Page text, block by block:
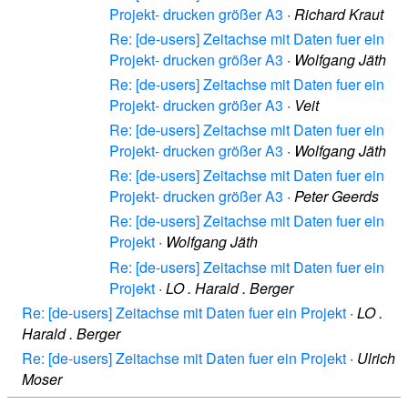
Projekt- drucken größer A3 · Richard Kraut
Re: [de-users] Zeitachse mit Daten fuer ein
Projekt- drucken größer A3 · Wolfgang Jäth
Re: [de-users] Zeitachse mit Daten fuer ein
Projekt- drucken größer A3 · Veit
Re: [de-users] Zeitachse mit Daten fuer ein
Projekt- drucken größer A3 · Wolfgang Jäth
Re: [de-users] Zeitachse mit Daten fuer ein
Projekt- drucken größer A3 · Peter Geerds
Re: [de-users] Zeitachse mit Daten fuer ein
Projekt · Wolfgang Jäth
Re: [de-users] Zeitachse mit Daten fuer ein
Projekt · LO . Harald . Berger
Re: [de-users] Zeitachse mit Daten fuer ein Projekt · LO .
Harald . Berger
Re: [de-users] Zeitachse mit Daten fuer ein Projekt · Ulrich
Moser